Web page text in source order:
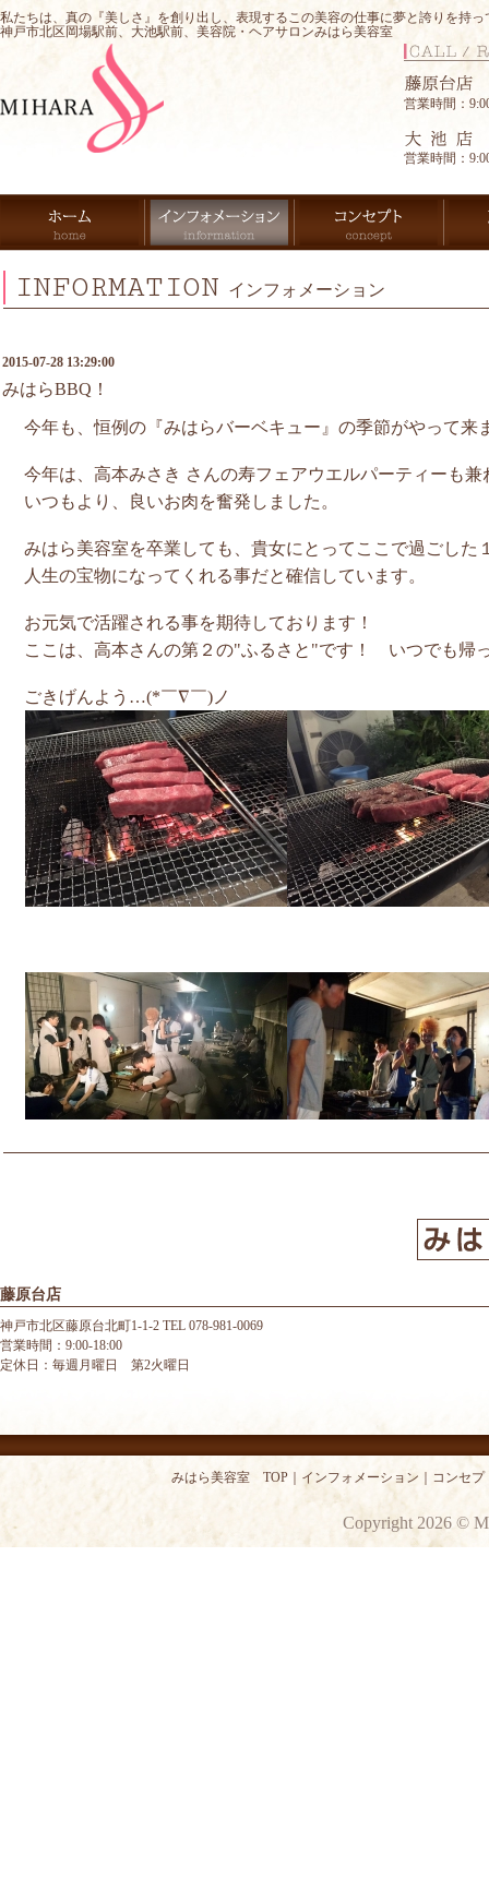
私たちは、真の『美しさ』を創り出し、表現するこの美容の仕事に夢と誇りを持
神戸市北区岡場駅前、大池駅前、美容院・ヘアサロンみはら美容室
営業時間：
営業時間：
INFORMATION インフォメーション
2015-07-28 13:29:00
みはらBBQ！
今年も、恒例の『みはらバーベキュー』の季節がやって来
今年は、高本みさき さんの寿フェアウエルパーティーも兼
いつもより、良いお肉を奮発しました。
みはら美容室を卒業しても、貴女にとって ここで過ごした
人生の宝物になってくれる事だと確信しています。
お元気で活躍される事を期待しております！
ここは、高本さんの第２の"ふるさと"です！ いつでも帰
ごきげんよう…(*￣∇￣)ノ
藤原台店
神戸市北区藤原台北町1-1-2 TEL 078-981-0069
営業時間：9:00-18:00
定休日：毎週月曜日 第2火曜日
みはら美容室 TOP インフォメーション コンセプ
Copyright 2026 ©